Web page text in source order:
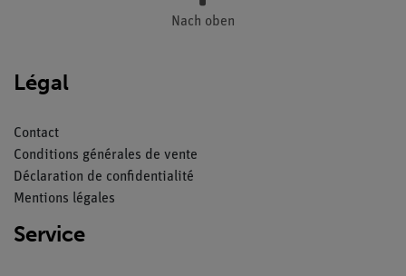
Nach oben
Légal
Contact
Conditions générales de vente
Déclaration de confidentialité
Mentions légales
Service